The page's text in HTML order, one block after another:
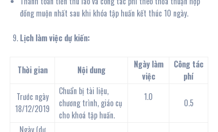
đồng muộn nhất sau khi khóa tập huấn kết thúc 10 ngày.
Lịch làm việc dự kiến:
Thời gian Nội dung
Ngày làm
việc
Công tác
phí
Trước ngày
18/12/2019
Chuẩn bị tài liệu,
chương trình, giáo cụ
cho khoá tập huấn.
1.0
0.5